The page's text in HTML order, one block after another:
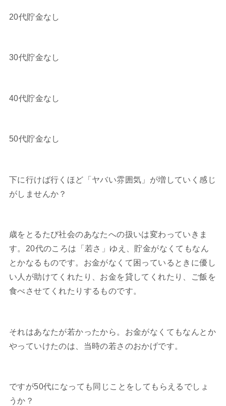
20代貯金なし
30代貯金なし
40代貯金なし
50代貯金なし
下に行けば行くほど「ヤバい雰囲気」が増していく感じ
がしませんか？
歳をとるたび社会のあなたへの扱いは変わっていきま
す。20代のころは「若さ」ゆえ、貯金がなくてもなん
とかなるものです。お金がなくて困っているときに優し
い人が助けてくれたり、お金を貸してくれたり、ご飯を
食べさせてくれたりするものです。
それはあなたが若かったから。お金がなくてもなんとか
やっていけたのは、当時の若さのおかげです。
ですが50代になっても同じことをしてもらえるでしょ
うか？